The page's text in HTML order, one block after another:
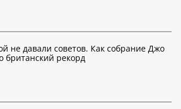
не давали советов. Как собрание Джо
британский рекорд